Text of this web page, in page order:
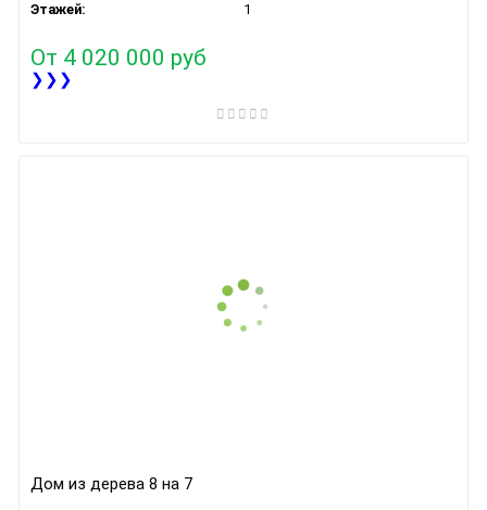
Этажей: 1
От 4 020 000 руб
❯❯❯
Дом из дерева 8 на 7